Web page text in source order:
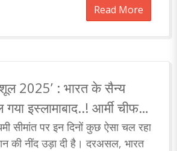
Read More
2025’ : भारत के सैन्य
इस्लामाबाद..! आर्मी चीफ
बेचैनी ?
सीमांत पर इन दिनों कुछ ऐसा चल रहा
की नींद उड़ा दी है। दरअसल, भारत